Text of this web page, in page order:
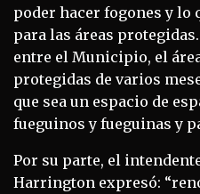
poder hacer fogones y lo
para las áreas
entre el Municipio, el
protegidas de varios
que sea un espacio de
fueguinos y fueguinas y
Por su parte, el
Harrington expresó: